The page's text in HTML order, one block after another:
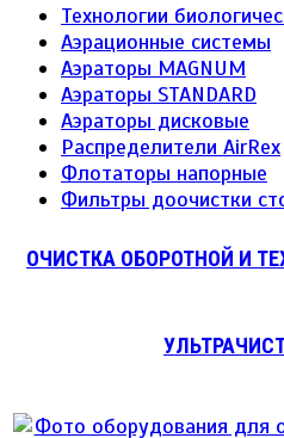
Технологии
Аэрационные системы
Аэраторы MAGNUM
Аэраторы STANDARD
Аэраторы дисковые
Распределители AirRex
Флотаторы напорные
Фильтры доочистки
ОЧИСТКА ОБОРОТНОЙ И